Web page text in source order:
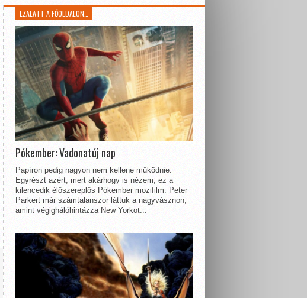
EZALATT A FŐOLDALON…
Pókember: Vadonatúj nap
Papíron pedig nagyon nem kellene működnie.
Egyrészt azért, mert akárhogy is nézem, ez a
kilencedik élőszereplős Pókember mozifilm. Peter
Parkert már számtalanszor láttuk a nagyvásznon,
amint végighálóhintázza New Yorkot...